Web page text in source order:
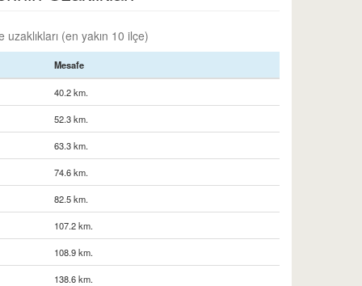
(en yakın 10 ilçe)
Mesafe
40.2 km.
52.3 km.
63.3 km.
74.6 km.
82.5 km.
107.2 km.
108.9 km.
138.6 km.